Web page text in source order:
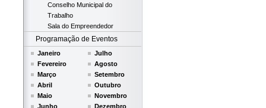
Conselho Municipal do
Trabalho
Sala do Empreendedor
Programação de Eventos
Janeiro
Fevereiro
Março
Abril
Maio
Junho
Julho
Agosto
Setembro
Outubro
Novembro
Dezembro